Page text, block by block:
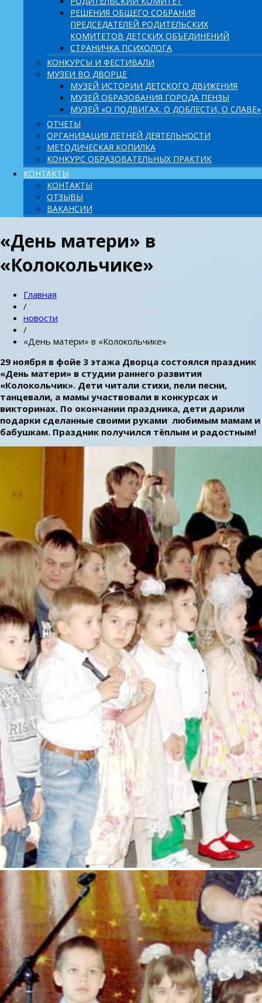
РЕШЕНИЯ ОБЩЕГО СОБРАНИЯ
ПРЕДСЕДАТЕЛЕЙ РОДИТЕЛЬСКИХ
КОМИТЕТОВ ДЕТСКИХ ОБЪЕДИНЕНИЙ
СТРАНИЧКА ПСИХОЛОГА
КОНКУРСЫ И ФЕСТИВАЛИ
МУЗЕИ ВО ДВОРЦЕ
МУЗЕЙ ИСТОРИИ ДЕТСКОГО ДВИЖЕНИЯ
МУЗЕЙ ОБРАЗОВАНИЯ ГОРОДА ПЕНЗЫ
МУЗЕЙ «О ПОДВИГАХ, О ДОБЛЕСТИ, О СЛАВЕ»
ОТЧЕТЫ
ОРГАНИЗАЦИЯ ЛЕТНЕЙ ДЕЯТЕЛЬНОСТИ
МЕТОДИЧЕСКАЯ КОПИЛКА
КОНКУРС ОБРАЗОВАТЕЛЬНЫХ ПРАКТИК
КОНТАКТЫ
КОНТАКТЫ
ОТЗЫВЫ
ВАКАНСИИ
«День матери» в
«Колокольчике»
Главная
/
новости
/
«День матери» в «Колокольчике»
29 ноября в фойе 3 этажа Дворца состоялся праздник
«День матери» в студии раннего развития
«Колокольчик». Дети читали стихи, пели песни,
танцевали, а мамы участвовали в конкурсах и
викторинах. По окончании праздника, дети дарили
подарки сделанные своими руками любимым мамам и
бабушкам. Праздник получился тёплым и радостным!